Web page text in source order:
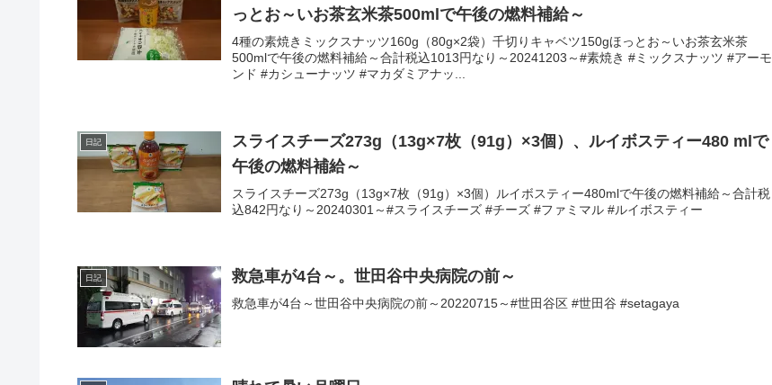
っとお～いお茶玄米茶500mlで午後の燃料補給～
4種の素焼きミックスナッツ160g（80g×2袋）千切りキャベツ150gほっとお～いお茶玄米茶
500mlで午後の燃料補給～合計税込1013円なり～20241203～#素焼き #ミックスナッツ #アーモ
ンド #カシューナッツ #マカダミアナッ...
日記
スライスチーズ273g（13g×7枚（91g）×3個）、ルイボスティー480 mlで
午後の燃料補給～
スライスチーズ273g（13g×7枚（91g）×3個）ルイボスティー480mlで午後の燃料補給～合計税
込842円なり～20240301～#スライスチーズ #チーズ #ファミマル #ルイボスティー
日記 救急車が4台～。世田谷中央病院の前～
救急車が4台～世田谷中央病院の前～20220715～#世田谷区 #世田谷 #setagaya